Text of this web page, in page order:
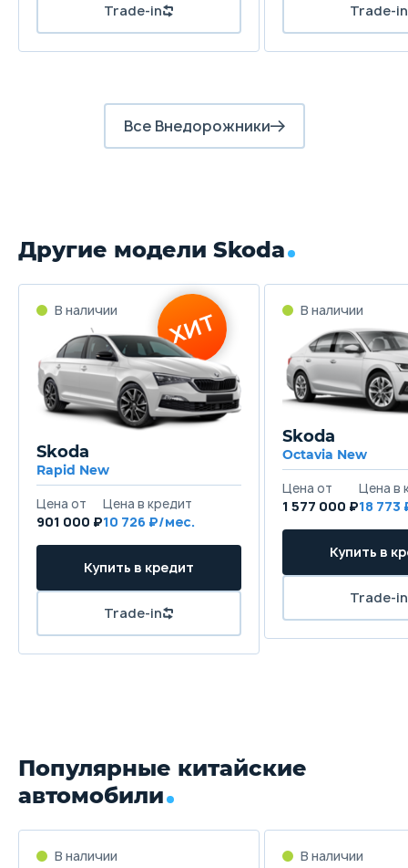
Все Внедорожники
Другие модели Skoda
Skoda
Rapid New
901 000 ₽10 726
Skoda
Octavia New
1 577 000 ₽18 773
Популярные китайские
автомобили